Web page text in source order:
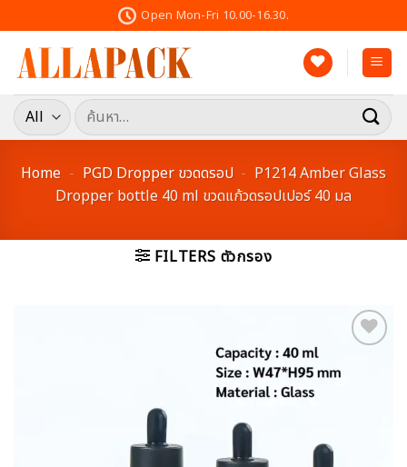
to
content
Open Mon-Fri 10.00-16.30.
ค้นหา:
Home - PGD Dropper ขวดดรอป - P1214 Amber Glass
Dropper bottle 40 ml ขวดแก้วดรอปเปอร์ 40 มล
FILTERS ตัวกรอง